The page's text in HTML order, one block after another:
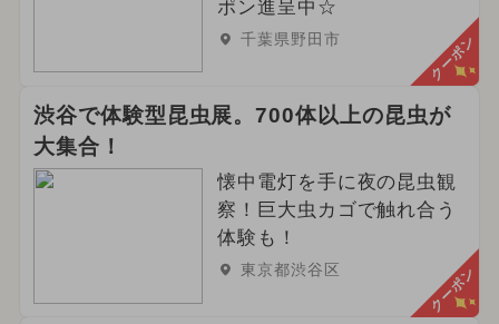
ポン進呈中☆
千葉県野田市 クーポン
渋谷で体験型昆虫展。700体以上の昆虫が
大集合！
懐中電灯を手に夜の昆虫観
察！巨大虫カゴで触れ合う
体験も！
東京都渋谷区 クーポン